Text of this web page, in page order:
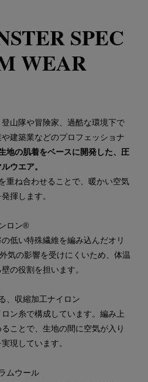
SPEC
WEAR
山隊や冒険家、過酷な環境下で
建築業などのプロフェッショナ
地の肌着をベースに開発した、圧
ウエア。
重ね合わせることで、暖かい空気
揮します。
ロン®
低い特殊繊維を編み込んだオリ
気の影響を受けにくいため、体温
の役割を担います。
、収縮加工ナイロン
ン糸で構成しています。編み上
ことで、生地の間に空気が入り
現しています。
ムウール